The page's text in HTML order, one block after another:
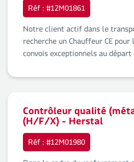
Réf : #12M01861
Notre client actif dans le
recherche un Chauffeur CE
convois exceptionnels au
Contrôleur qualité
(H/F/X) - Herstal
Réf : #12M01980